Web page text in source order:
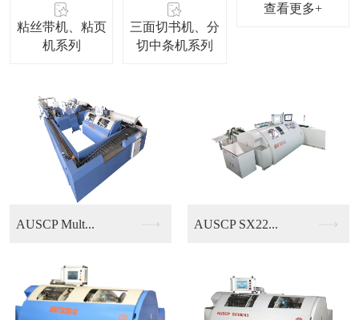
粘丝带机、粘页
机系列
三面切书机、分
切中条机系列
查看更多+
AUSCP SX22... KUBUS B13/...